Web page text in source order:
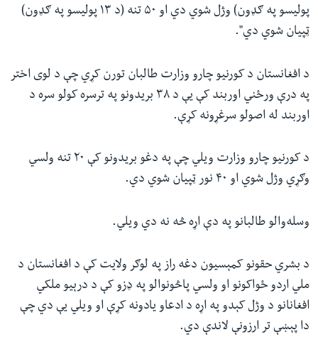
پوليسو په ګډون) وژل شوي دي او ۵۰ تنه (د ۱۳ پوليسو په ګډون)
ټپيان شوي دي".
د افغانستان د کورنیو چارو وزارت طالبان تورن کړي چې د لوی اختر
په درې ورځني اوربند کې یې د ۳۸ بریدونو په ترسره کولو سره د
اوربند له اصولو سرغړونه کړې.
د کورنیو چارو وزارت ویلي چې په دغو بریدونو کې ۲۰ تنه ولسي
وګړي وژل شوي او ۴۰ نور ټپیان شوي دي.
وسله‌والو طالبانو په دې اړه څه نه دي ویلي.
د بشري حقونو کمېسیون دغه راز په لوګر ولایت کې د افغانستان د
ملي اردو ځواکونو او ولسي پاڅونوالو په ډزو کې د درېیو ملکي
افغانانو د وژل کېدو په اړه د ادعاو یادونه کړې او ویلي یې دي چې
دا پېښې تر ارزونې لاندې دي.